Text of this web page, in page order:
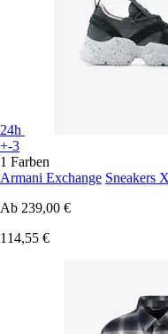
24h
+-3
1 Farben
Armani Exchange Sneakers
Ab 239,00 €
114,55 €